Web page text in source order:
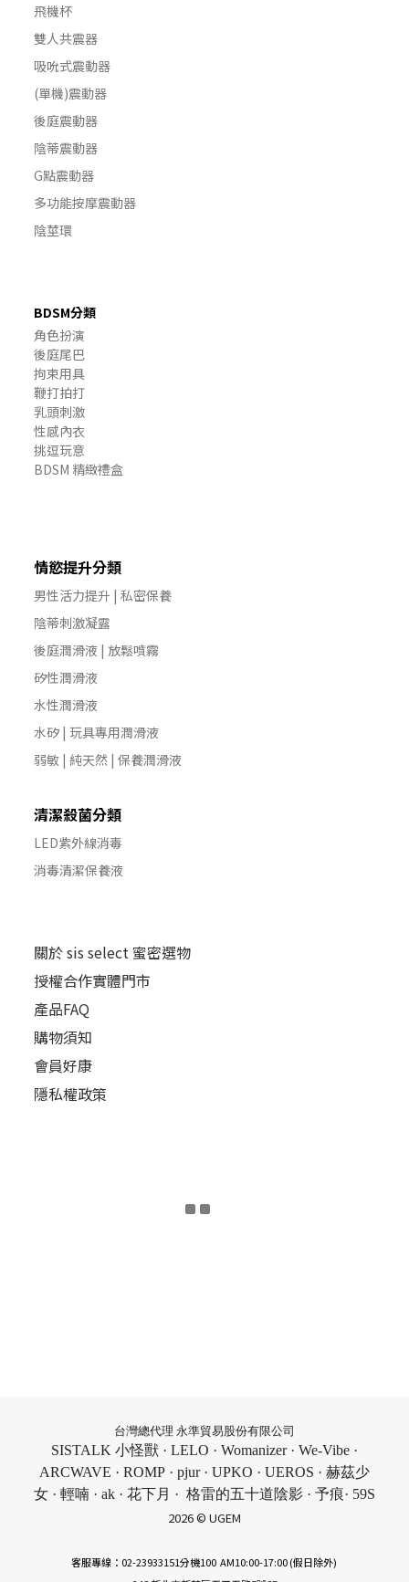
飛機杯
雙人共震器
吸吮式震動器
(單機)震動器
後庭震動器
陰蒂震動器
G點震動器
多功能按摩震動器
陰莖環
BDSM分類
角色扮演
後庭尾巴
拘束用具
鞭打拍打
乳頭刺激
性感內衣
挑逗玩意
BDSM 精緻禮盒
情慾提升分類
男性活力提升 | 私密保養
陰蒂刺激凝露
後庭潤滑液 | 放鬆噴霧
矽性潤滑液
水性潤滑液
水矽 | 玩具專用潤滑液
弱敏 | 純天然 | 保養潤滑液
清潔殺菌分類
LED紫外線消毒
消毒清潔保養液
關於 sis select 蜜密選物
授權合作實體門市
產品FAQ
購物須知
會員好康
隱私權政策
台灣總代理 永準貿易股份有限公司
SISTALK 小怪獸 · LELO · Womanizer · We-Vibe ·
ARCWAVE · ROMP · pjur · UPKO · UEROS · 赫茲少
女 · 輕喃 · ak · 花下月 · 格雷的五十道陰影 · 予痕· 59S
2026 © UGEM
客服專線：02-23933151分機100 AM10:00-17:00 (假日除外)